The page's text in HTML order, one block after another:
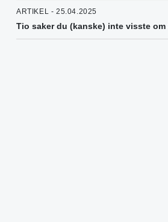
ARTIKEL - 25.04.2025
Tio saker du (kanske) inte visste om